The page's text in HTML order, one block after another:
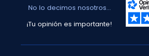
No lo decimos nosotros...
¡Tu opinión es importante!